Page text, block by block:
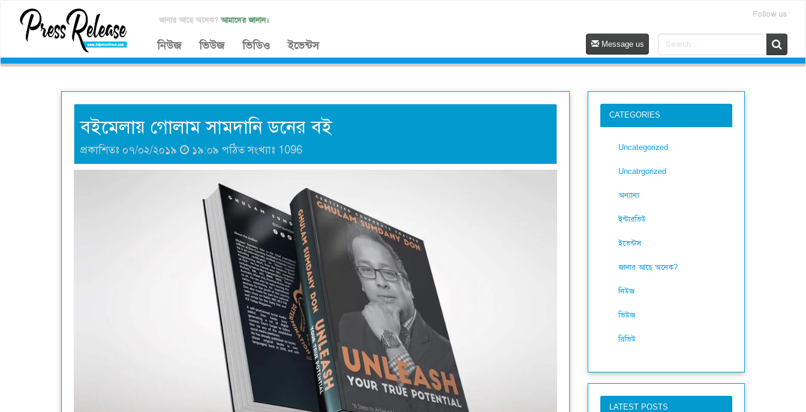
জানার আছে অনেক? আমাদের জানান।
Follow us
নিউজ ভিউজ ভিডিও ইভেন্টস Message us
বইমেলায় গোলাম সামদানি ডনের বই
প্রকাশিতঃ ০৭/০২/২০১৯ ১৯:০৯ পঠিত সংখ্যাঃ 1096
CATEGORIES
Uncategorized
Uncatrgorized
অন্যান্য
ইন্টারভিউ
ইভেন্টস
জানার আছে অনেক?
নিউজ
ভিউজ
রিভিউ
LATEST POSTS